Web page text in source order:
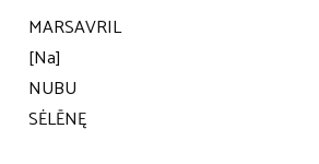
MARSAVRIL
[Na]
NUBU
SĖLĒNĘ